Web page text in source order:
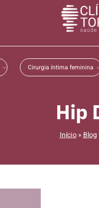
Cirurgia íntima feminina
Hip
Início» Blog